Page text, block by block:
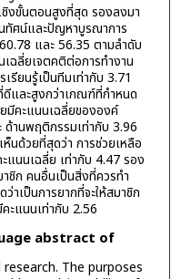
งขั้นตอนสูงที่สุด รองลงมา
ทัศน์และปัญหาบูรณาการ
และ 56.35 ตามลำดับ
ฉลี่ยเจตคติต่อการทำงาน
รียนรู้เป็นทีมเท่ากับ 3.71
ดีและสูงกว่าเกณฑ์ที่กำหนด
มีคะแนนเฉลี่ยขององค์
านพฤติกรรมเท่ากับ 3.96
นด้วยที่สุดว่า การช่วยเหลือ
แนนเฉลี่ย เท่ากับ 4.47 รอง
ชิก คนอื่นเป็นสิ่งที่ควรทำ
าเป็นการยากที่จะให้สมาชิก
ะแนนเท่ากับ 2.56
abstract of
The purposes